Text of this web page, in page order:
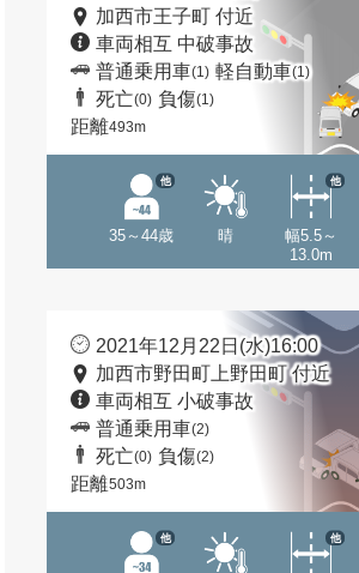
加西市王子町 付近
車両相互 中破事故
普通乗用車(1) 軽自動車(1)
死亡(0) 負傷(1)
距離493m
35～44歳
他
晴
幅5.5～
13.0m
他
2021年12月22日(水)16:00
加西市野田町上野田町 付近
車両相互 小破事故
普通乗用車(2)
死亡(0) 負傷(2)
距離503m
他 他